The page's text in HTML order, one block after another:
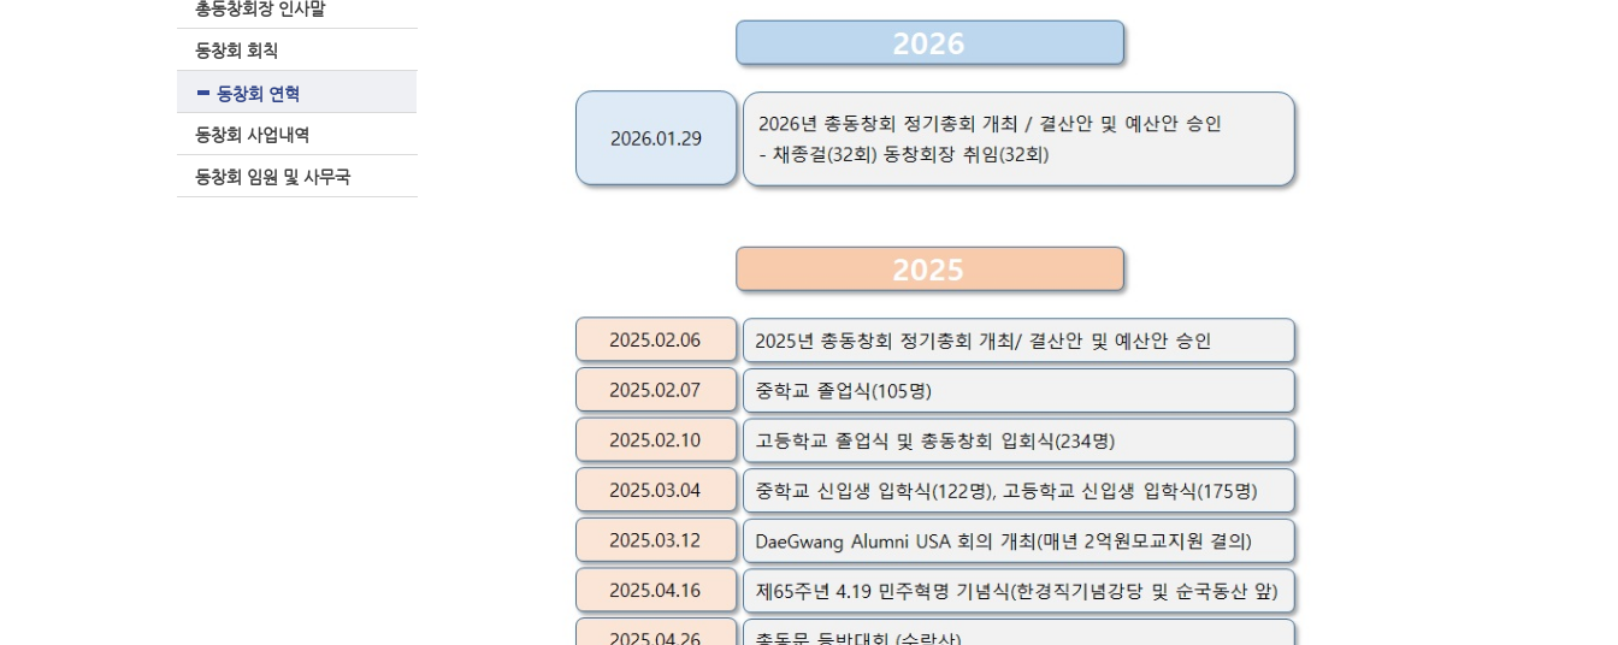
총동창회장 인사말
동창회 회칙
동창회 연혁
동창회 사업내역
동창회 임원 및 사무국